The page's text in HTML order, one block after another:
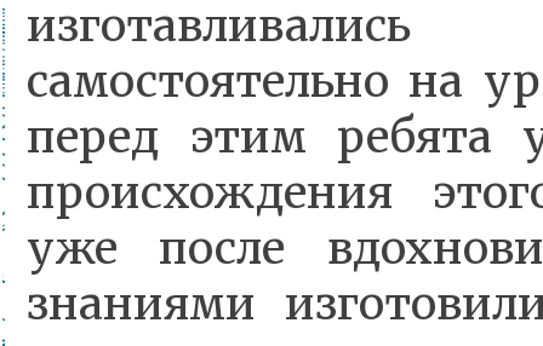
самостоятельно на
перед этим ребята
происхождения
уже после
знаниями